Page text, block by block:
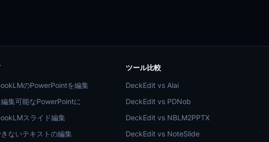
のPowerPointを編集
集可能なPowerPointに
スライド編集
ないテキストの編集
ツール比較
DeckEdit vs Alai
DeckEdit vs PDNob
DeckEdit vs NBLM2PPTX
DeckEdit vs NoteSlide